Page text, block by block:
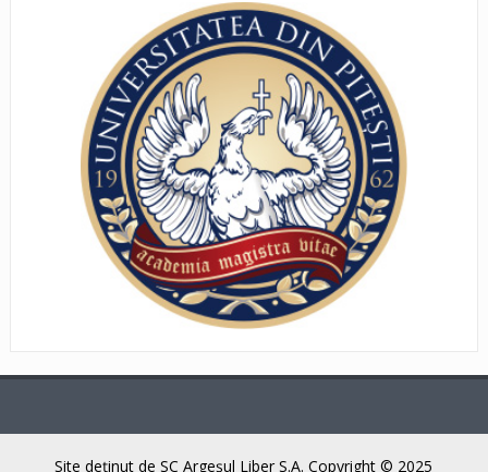
Site deţinut de SC Argeşul Liber S.A. Copyright © 2025